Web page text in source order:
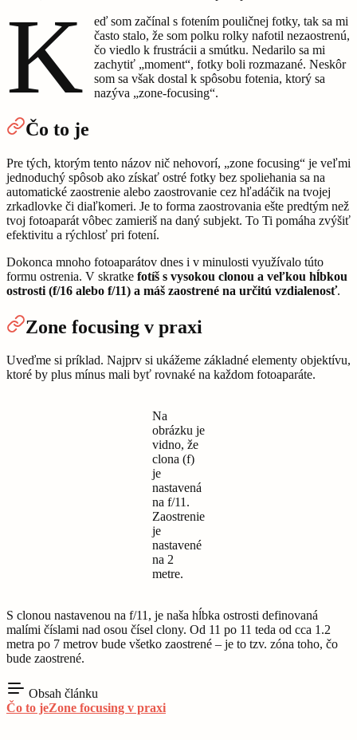
K
eď som začínal s fotením pouličnej fotky, tak sa mi
často stalo, že som polku rolky nafotil nezaostrenú,
čo viedlo k frustrácii a smútku. Nedarilo sa mi
zachytiť „moment“, fotky boli rozmazané. Neskôr
som sa však dostal k spôsobu fotenia, ktorý sa
nazýva „zone-focusing“.
Čo to je
Pre tých, ktorým tento názov nič nehovorí, „zone focusing“ je veľmi
jednoduchý spôsob ako získať ostré fotky bez spoliehania sa na
automatické zaostrenie alebo zaostrovanie cez hľadáčik na tvojej
zrkadlovke či diaľkomeri. Je to forma zaostrovania ešte predtým než
tvoj fotoaparát vôbec zamieriš na daný subjekt. To Ti pomáha zvýšiť
efektivitu a rýchlosť pri fotení.
Dokonca mnoho fotoaparátov dnes i v minulosti využívalo túto
formu ostrenia. V skratke fotíš s vysokou clonou a veľkou hĺbkou
ostrosti (f/16 alebo f/11) a máš zaostrené na určitú vzdialenosť.
Zone focusing v praxi
Uveďme si príklad. Najprv si ukážeme základné elementy objektívu,
ktoré by plus mínus mali byť rovnaké na každom fotoaparáte.
Na
obrázku je
vidno, že
clona (f)
je
nastavená
na f/11.
Zaostrenie
je
nastavené
na 2
metre.
S clonou nastavenou na f/11, je naša hĺbka ostrosti definovaná
malími číslami nad osou čísel clony. Od 11 po 11 teda od cca 1.2
metra po 7 metrov bude všetko zaostrené – je to tzv. zóna toho, čo
bude zaostrené.
Obsah článku
Čo to jeZone focusing v praxi